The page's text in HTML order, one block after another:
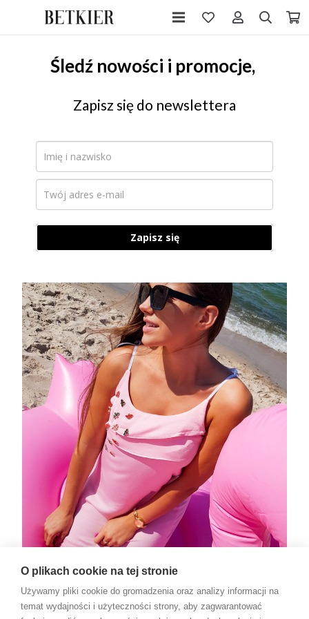
Śledź nowości i promocje,
Zapisz się do newslettera
Zapisz się
O plikach cookie na tej stronie
Używamy pliki cookie do gromadzenia oraz analizy informacji na
temat wydajności i użyteczności strony, aby zagwarantować